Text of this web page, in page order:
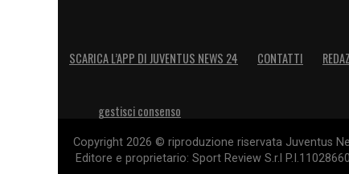
SCARICA L’APP DI JUVENTUS NEWS 24 CONTATTI
gestisci consenso
Copyright 2026 © riproduzione riservata Juventus
Editore e proprietario: Sport Review S.r.l